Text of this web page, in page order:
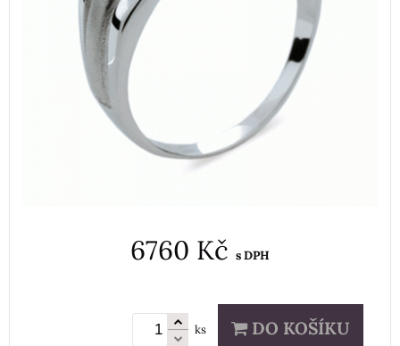
6760 Kč s DPH
ks DO KOŠÍKU